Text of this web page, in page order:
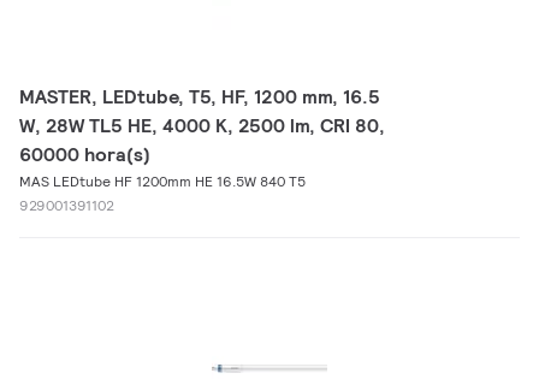
MASTER, LEDtube, T5, HF, 1200 mm, 16.5
W, 28W TL5 HE, 4000 K, 2500 lm, CRI 80,
60000 hora(s)
MAS LEDtube HF 1200mm HE 16.5W 840 T5
929001391102